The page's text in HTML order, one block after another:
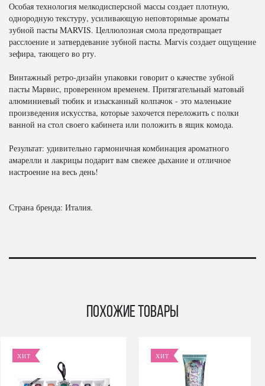
Особая технология мелкодисперсной массы создает плотную,
однородную текстуру, усиливающую неповторимые ароматы
зубной пасты MARVIS. Целлюлозная смола предотвращает
расслоение и затвердевание зубной пасты. Marvis создает ощущение
зефира, тающего во рту.
Винтажный ретро-дизайн упаковки говорит о качестве зубной
пасты Марвис, проверенном временем. Притягательный матовый
алюминиевый тюбик и изысканный колпачок - это маленькие
произведения искусства, которые захочется переложить с полки
ванной на стол своего кабинета или положить в ящик комода.
Результат: удивительно гармоничная комбинация ароматного
амарелли и лакрицы подарит вам свежее дыхание и отличное
настроение на весь день!
Страна бренда: Италия.
Похожие товары
ХИТ ХИТ